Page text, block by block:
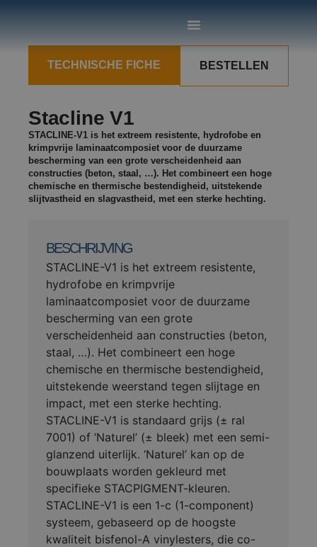
TECHNISCHE FICHE BESTELLEN
Stacline V1
STACLINE-V1 is het extreem resistente, hydrofobe en
krimpvrije laminaatcomposiet voor de duurzame
bescherming van een grote verscheidenheid aan
constructies (beton, staal, …). Het combineert een hoge
chemische en thermische bestendigheid, uitstekende
slijtvastheid en slagvastheid, met een sterke hechting.
BESCHRIJVING
STACLINE-V1 is het extreem resistente,
hydrofobe en krimpvrije
laminaatcomposiet voor de duurzame
bescherming van een grote
verscheidenheid aan constructies (beton,
staal, …). Het combineert een hoge
chemische en thermische bestendigheid,
uitstekende weerstand tegen slijtage en
impact, met een sterke hechting.
STACLINE-V1 is standaard grijs (± ral
7001) of ‘Naturel’ (± bleek) met een semi-
glanzend uiterlijk. ‘Naturel’ kan op de
bouwplaats worden gekleurd met
specifieke STACPIGMENT-kleuren.
STACLINE-V1 is een 1-c (1-component)
systeem, gebaseerd op de hoogste
kwaliteit bisfenol-A vinylesters, die co-